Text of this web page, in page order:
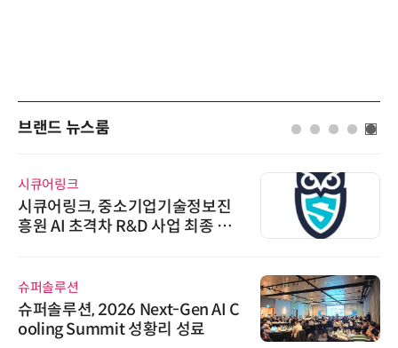
브랜드 뉴스룸
시큐어링크
시큐어링크, 중소기업기술정보진
흥원 AI 초격차 R&D 사업 최종 선
슈퍼솔루션
슈퍼솔루션, 2026 Next-Gen AI C
ooling Summit 성황리 성료